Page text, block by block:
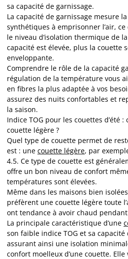
sa capacité de garnissage.
La capacité de garnissage mesure
synthétiques à emprisonner l’air,
le niveau d’isolation thermique de
capacité est élevée, plus la couette
enveloppante.
Comprendre le rôle de la capacité
régulation de la température vous
en fibres la plus adaptée à vos
assurez des nuits confortables et
la saison.
Indice TOG pour les couettes d’été
couette légère ?
Quel type de couette permet de
est : une couette légère, par
4.5. Ce type de couette est
offre un bon niveau de confort
températures sont élevées.
Même dans les maisons bien
préfèrent une couette légère toute
ont tendance à avoir chaud
La principale caractéristique d’une
son faible indice TOG et sa
assurant ainsi une isolation
confort moelleux d’une couette. Elle